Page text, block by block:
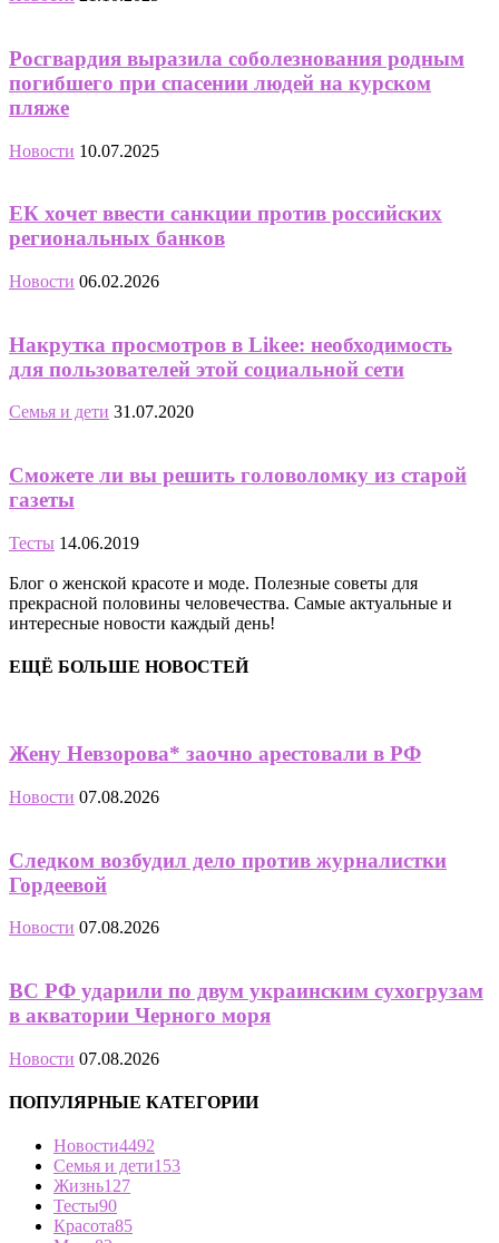
Росгвардия выразила соболезнования родным
погибшего при спасении людей на курском
пляже
Новости 10.07.2025
ЕК хочет ввести санкции против российских
региональных банков
Новости 06.02.2026
Накрутка просмотров в Likee: необходимость
для пользователей этой социальной сети
Семья и дети 31.07.2020
Сможете ли вы решить головоломку из старой
газеты
Тесты 14.06.2019
Блог о женской красоте и моде. Полезные советы для
прекрасной половины человечества. Самые актуальные и
интересные новости каждый день!
ЕЩЁ БОЛЬШЕ НОВОСТЕЙ
Жену Невзорова* заочно арестовали в РФ
Новости 07.08.2026
Следком возбудил дело против журналистки
Гордеевой
Новости 07.08.2026
ВС РФ ударили по двум украинским сухогрузам
в акватории Черного моря
Новости 07.08.2026
ПОПУЛЯРНЫЕ КАТЕГОРИИ
Новости4492
Семья и дети153
Жизнь127
Тесты90
Красота85